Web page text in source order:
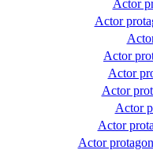
Actor
Actor
Actor
Actor
Actor
Actor
Actor
Actor